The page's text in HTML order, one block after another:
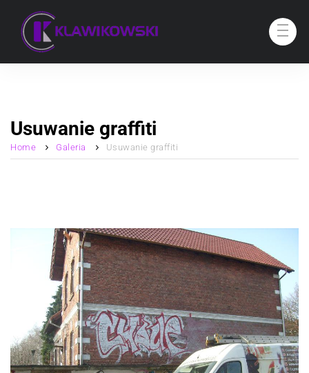
Usuwanie graffiti
Home Galeria Usuwanie graffiti